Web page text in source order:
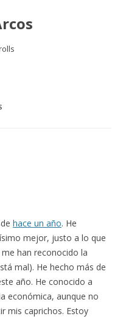
hace un año. He
mejor, justo a lo que
han reconocido la
mal). He hecho más de
año. He conocido a
económica, aunque no
mis caprichos. Estoy